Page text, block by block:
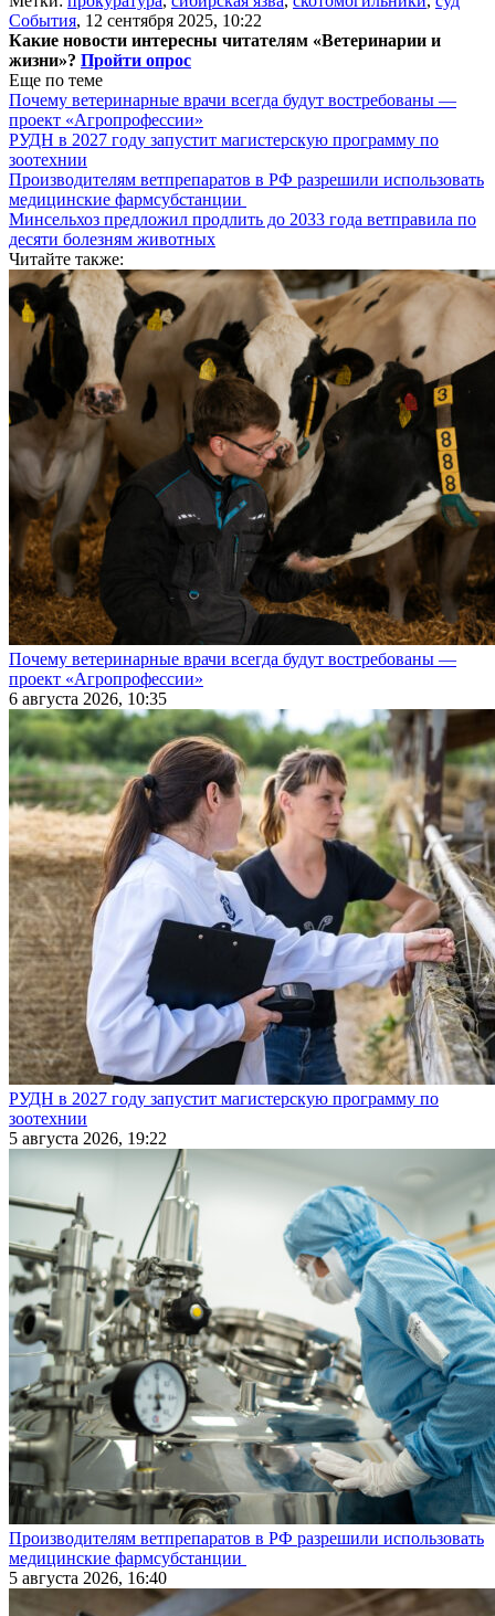
События, 12 сентября 2025, 10:22
Какие новости интересны читателям «Ветеринарии и
жизни»? Пройти опрос
Еще по теме
Почему ветеринарные врачи всегда будут востребованы —
проект «Агропрофессии»
РУДН в 2027 году запустит магистерскую программу по
зоотехнии
Производителям ветпрепаратов в РФ разрешили использовать
медицинские фармсубстанции
Минсельхоз предложил продлить до 2033 года ветправила по
десяти болезням животных
Читайте также:
Почему ветеринарные врачи всегда будут востребованы —
проект «Агропрофессии»
6 августа 2026, 10:35
РУДН в 2027 году запустит магистерскую программу по
зоотехнии
5 августа 2026, 19:22
Производителям ветпрепаратов в РФ разрешили использовать
медицинские фармсубстанции
5 августа 2026, 16:40